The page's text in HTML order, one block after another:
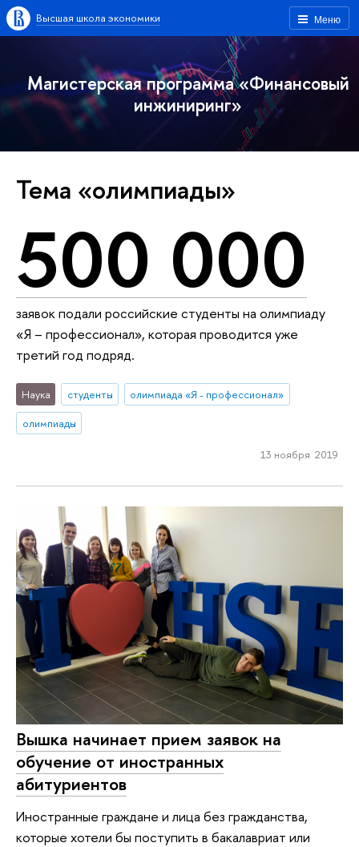
Меню
Высшая школа экономики
Магистерская программа «Финансовый
инжиниринг»
Тема «олимпиады»
500 000
заявок подали российские студенты на олимпиаду
«Я – профессионал», которая проводится уже
третий год подряд.
Наука студенты
олимпиада «Я - профессионал»
олимпиады
13 ноября 2019
Вышка начинает прием заявок на
обучение от иностранных
абитуриентов
Иностранные граждане и лица без гражданства,
которые хотели бы поступить в бакалавриат или